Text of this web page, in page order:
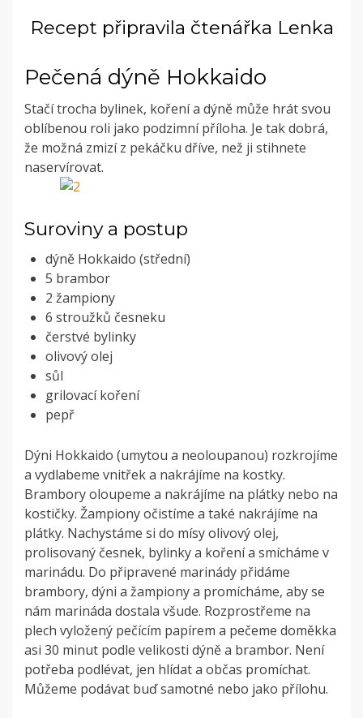
Recept připravila čtenářka Lenka
Pečená dýně Hokkaido
Stačí trocha bylinek, koření a dýně může hrát svou
oblíbenou roli jako podzimní příloha. Je tak dobrá,
že možná zmizí z pekáčku dříve, než ji stihnete
naservírovat.
Suroviny a postup
dýně Hokkaido (střední)
5 brambor
2 žampiony
6 stroužků česneku
čerstvé bylinky
olivový olej
sůl
grilovací koření
pepř
Dýni Hokkaido (umytou a neoloupanou) rozkrojíme
a vydlabeme vnitřek a nakrájíme na kostky.
Brambory oloupeme a nakrájíme na plátky nebo na
kostičky. Žampiony očistíme a také nakrájíme na
plátky. Nachystáme si do mísy olivový olej,
prolisovaný česnek, bylinky a koření a smícháme v
marinádu. Do připravené marinády přidáme
brambory, dýni a žampiony a promícháme, aby se
nám marináda dostala všude. Rozprostřeme na
plech vyložený pečícím papírem a pečeme doměkka
asi 30 minut podle velikosti dýně a brambor. Není
potřeba podlévat, jen hlídat a občas promíchat.
Můžeme podávat buď samotné nebo jako přílohu.